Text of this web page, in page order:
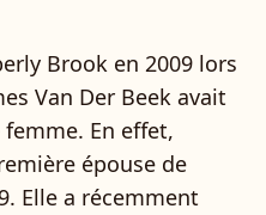
Brook en 2009 lors
Van Der Beek avait
En effet,
épouse de
Elle a récemment